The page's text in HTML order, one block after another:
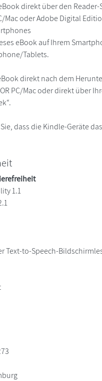
direkt über den
Mac oder Adobe Digital
eBook auf Ihrem
Tablets.
direkt nach dem
PC/Mac oder direkt
dass die Kindle-Geräte
1.1
Text-to-Speech-